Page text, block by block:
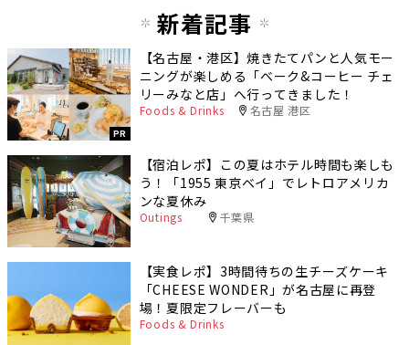
新着記事
PR
【名古屋・港区】焼きたてパンと人気モー
ニングが楽しめる「ベーク&コーヒー チェ
リーみなと店」へ行ってきました！
Foods & Drinks 名古屋 港区
【宿泊レポ】この夏はホテル時間も楽しも
う！「1955 東京ベイ」でレトロアメリカ
ンな夏休み
Outings 千葉県
【実食レポ】3時間待ちの生チーズケーキ
「CHEESE WONDER」が名古屋に再登
場！夏限定フレーバーも
Foods & Drinks